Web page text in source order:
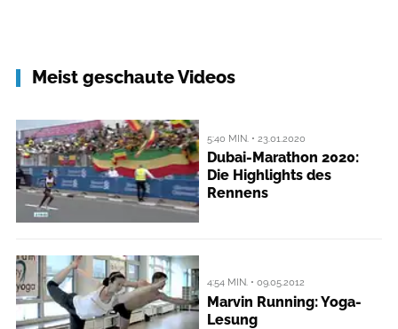
Meist geschaute Videos
5:40 MIN. • 23.01.2020
Dubai-Marathon 2020:
Die Highlights des
Rennens
4:54 MIN. • 09.05.2012
Marvin Running: Yoga-
Lesung